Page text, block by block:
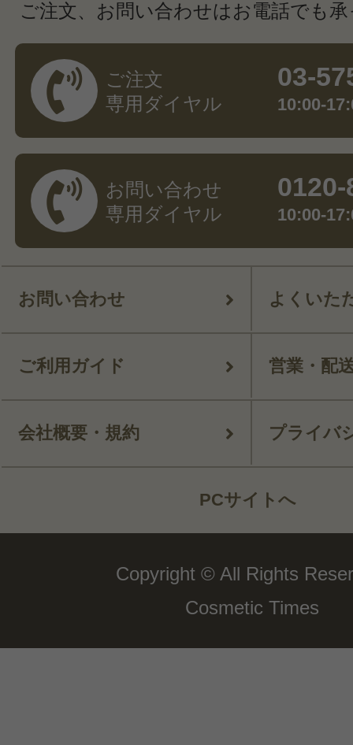
ご注文、お問い合わせはお電話でも
ご注文
専用ダイヤル
03-
10:00-
お問い合わせ
専用ダイヤル
10:00-
お問い合わせ よくいた
ご利用ガイド 営業・配
会社概要・規約 プライバ
PCサイトへ
Copyright © All Rights
Cosmetic Times